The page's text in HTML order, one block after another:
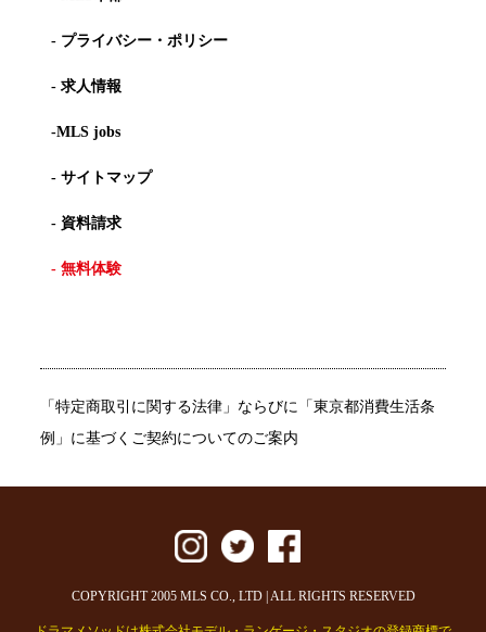
- プライバシー・ポリシー
- 求人情報
-MLS jobs
- サイトマップ
- 資料請求
- 無料体験
「特定商取引に関する法律」ならびに「東京都消費生活条
例」に基づくご契約についてのご案内
COPYRIGHT 2005 MLS CO., LTD | ALL RIGHTS RESERVED